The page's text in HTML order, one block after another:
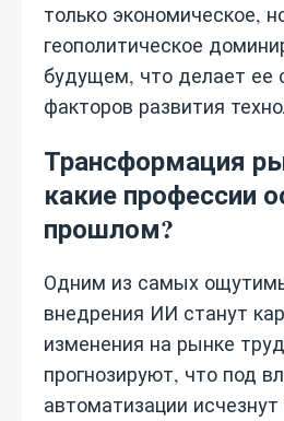
только экономическое,
геополитическое
будущем, что делает ее
факторов развития
Трансформация
какие профессии
прошлом?
Одним из самых
внедрения ИИ станут
изменения на рынке
прогнозируют, что под
автоматизации